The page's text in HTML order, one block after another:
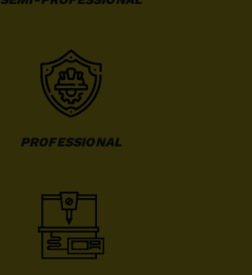
PROFESSIONAL